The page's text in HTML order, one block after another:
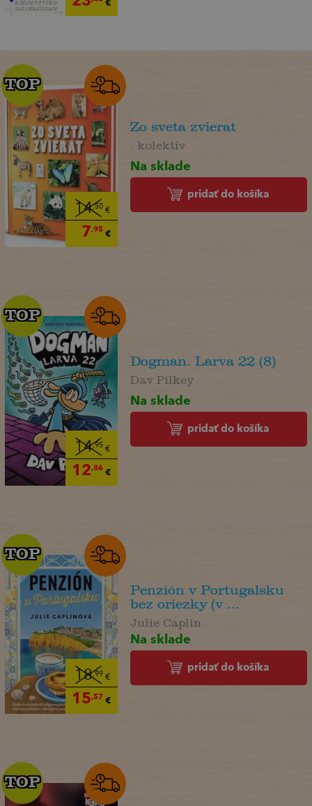
€
14,50€
7,95€
TOP
TOP
Zo sveta zvierat
. kolektív
Na sklade
pridať do košíka
14,95€
12,86€
TOP
TOP
Dogman. Larva 22 (8)
Dav Pilkey
Na sklade
pridať do košíka
18,99 €
15,57 €
TOP
TOP
Penzión v Portugalsku
bez oriezky (v ...
Julie Caplin
Na sklade
pridať do košíka
TOP
TOP